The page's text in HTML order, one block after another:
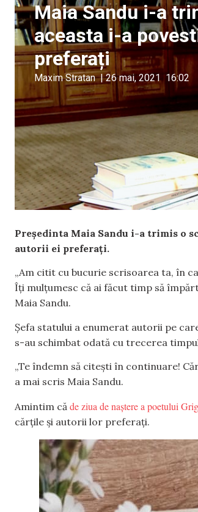
Maia Sandu i-a
aceasta i-a
preferați
Maxim Stratan | 26 mai, 2021 16:02
Președinta Maia Sandu i-a trimis o
autorii ei preferați.
„Am citit cu bucurie scrisoarea ta, în
Îți mulțumesc că ai făcut timp să
Maia Sandu.
Șefa statului a enumerat autorii pe
s-au schimbat odată cu trecerea
„Te îndemn să citești în continuare!
a mai scris Maia Sandu.
Amintim că de ziua de naștere a poetului
cărțile și autorii lor preferați.